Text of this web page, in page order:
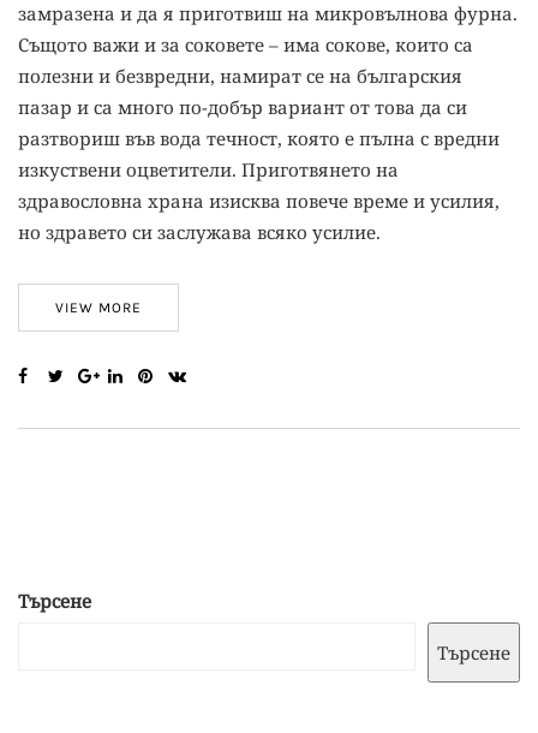
замразена и да я приготвиш на микровълнова фурна.
Същото важи и за соковете – има сокове, които са
полезни и безвредни, намират се на българския
пазар и са много по-добър вариант от това да си
разтвориш във вода течност, която е пълна с вредни
изкуствени оцветители. Приготвянето на
здравословна храна изисква повече време и усилия,
но здравето си заслужава всяко усилие.
VIEW MORE
Търсене
Търсене